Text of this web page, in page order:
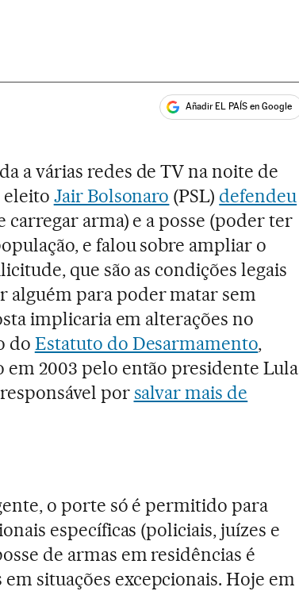
Añadir EL PAÍS en Google
a várias redes de TV na noite de
eleito Jair Bolsonaro (PSL) defendeu
carregar arma) e a posse (poder ter
e falou sobre ampliar o
que são as condições legais
alguém para poder matar sem
implicaria em alterações no
do Estatuto do Desarmamento,
2003 pelo então presidente Lula
porsalvar mais de
o porte só é permitido para
específicas (policiais, juízes e
de armas em residências é
situações excepcionais. Hoje em